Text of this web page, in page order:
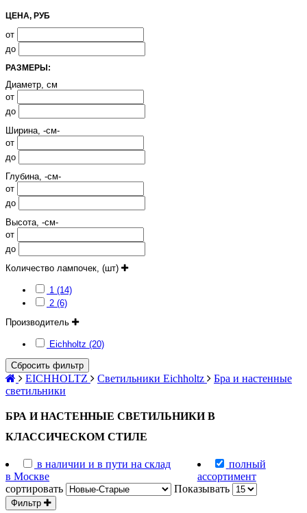
ЦЕНА, РУБ
от
до
РАЗМЕРЫ:
Диаметр, см
от
до
Ширина, -см-
от
до
Глубина, -см-
от
до
Высота, -см-
от
до
Количество лампочек, (шт)
1 (14)
2 (6)
Производитель
Eichholtz (20)
Сбросить фильтр
EICHHOLTZ Светильники Eichholtz
Бра и настенные
светильники
БРА И НАСТЕННЫЕ СВЕТИЛЬНИКИ В
КЛАССИЧЕСКОМ СТИЛЕ
в наличии и в пути на склад
в Москве
полный
ассортимент
сортировать
Показывать
Фильтр